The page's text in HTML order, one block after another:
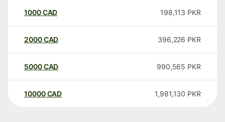
1000CAD 198,113 PKR
2000CAD 396,226 PKR
5000CAD 990,565 PKR
10000 CAD 1,981,130 PKR